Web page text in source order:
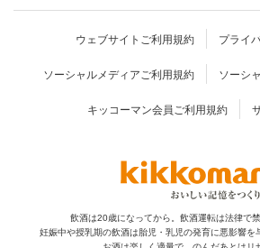
ウェブサイトご利用規約 プライ
ソーシャルメディアご利用規約 ソーシ
キッコーマン会員ご利用規約
飲酒は20歳になってから。飲酒運転は法律で禁
妊娠中や授乳期の飲酒は胎児・乳児の発育に悪影響を